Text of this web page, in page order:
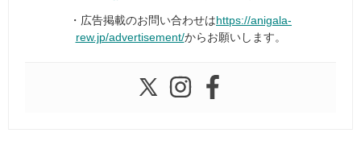
・広告掲載のお問い合わせはhttps://anigala-
rew.jp/advertisement/からお願いします。